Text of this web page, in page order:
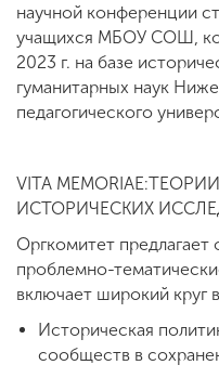
Приемная
комиссия
+7 (831) 262-26-20
научной конференции
учащихся МБОУ СОШ,
2023 г. на базе
гуманитарных наук
педагогического
VITA
ИСТОРИЧЕСКИХ
Оргкомитет
проблемно-
включает широкий круг
Историческая
сообществ в